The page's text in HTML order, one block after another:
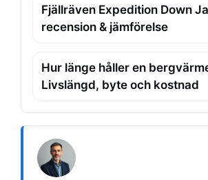
Fjällräven Expedition Down
recension & jämförelse
Hur länge håller en
Livslängd, byte och kostnad